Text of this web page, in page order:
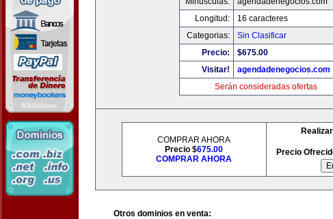
Longitud:
16 caracteres
Categorias:
Sin Clasificar
Precio:
$675.00
Visitar!
agendadenegocios.com
Serán consideradas ofertas
COMPRAR AHORA
Precio $675.00
COMPRAR AHORA
Precio
Otros dominios en venta: